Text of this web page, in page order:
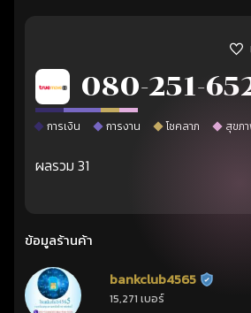
080-251-
การเงิน การงาน โชคลาภ สุขภ
ผลรวม 31
ข้อมูลร้านค้า
bankclub4565 ร้านยืนยัน
15,271 เบอร์